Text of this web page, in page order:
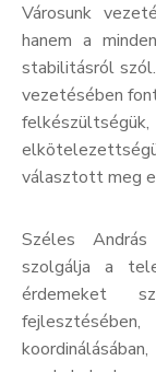
Keresés
Városunk
hanem a
stabilitásról
vezetésében
választott meg
Széles
szolgálja a
érdemeket